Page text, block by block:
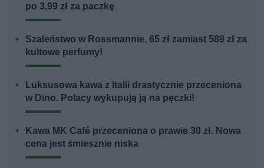
po 3,99 zł za paczkę
Szaleństwo w Rossmannie. 65 zł zamiast 589 zł za
kultowe perfumy!
Luksusowa kawa z Italii drastycznie przeceniona
w Dino. Polacy wykupują ją na pęczki!
Kawa MK Café przeceniona o prawie 30 zł. Nowa
cena jest śmiesznie niska